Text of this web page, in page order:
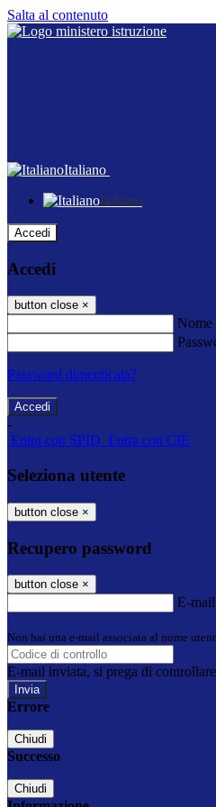
Salta al contenuto
Italiano
Italiano
Accedi
Accedi
button close ×
Nome
Password dimenticata?
-
Entra con SPID Entra con CIE
Seleziona utente
button close ×
Recupero password
button close ×
E-mail
Non hai una e-mail associata al nome
E-mail inviata, si prega di
Errore
Chiudi
Successo
Chiudi